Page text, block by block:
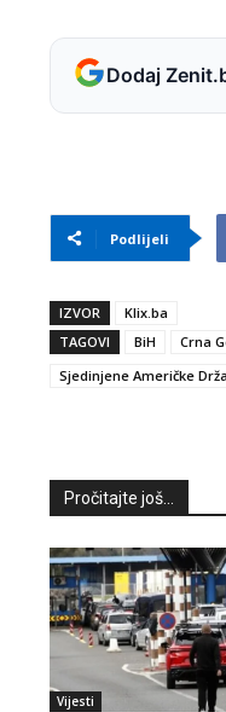
Dodaj
Podlijeli
IZVOR
Klix.ba
TAGOVI
BiH Crna
Sjedinjene Američke
Pročitajte još...
Vijesti